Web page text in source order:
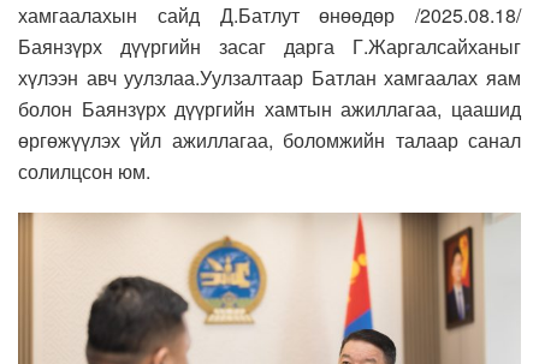
хамгаалахын сайд Д.Батлут өнөөдөр /2025.08.18/
Баянзүрх дүүргийн засаг дарга Г.Жаргалсайханыг
хүлээн авч уулзлаа.Уулзалтаар Батлан хамгаалах яам
болон Баянзүрх дүүргийн хамтын ажиллагаа, цаашид
өргөжүүлэх үйл ажиллагаа, боломжийн талаар санал
солилцсон юм.